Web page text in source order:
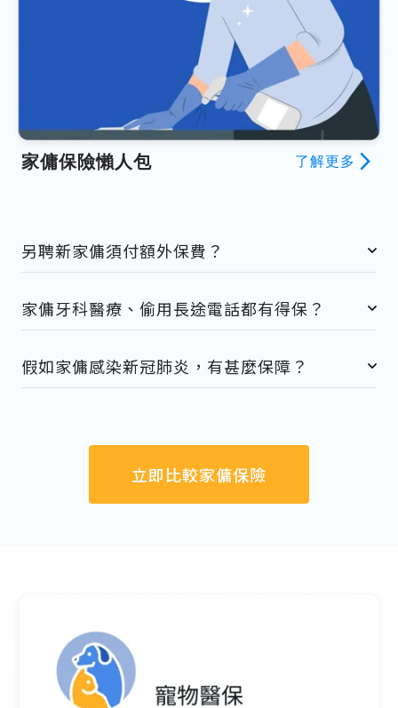
家傭保險懶人包 了解更多 arrow_forward_ios
另聘新家傭須付額外保費？
家傭牙科醫療、偷用長途電話都有得保？
假如家傭感染新冠肺炎，有甚麼保障？
立即比較家傭保險